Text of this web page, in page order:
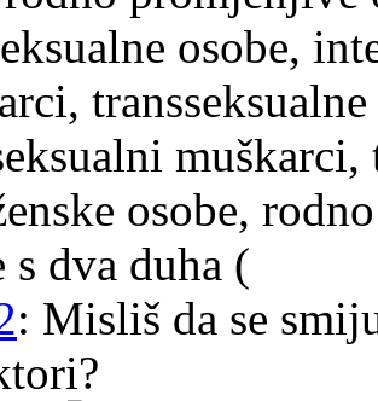
osobe,
muškarci,
osobe,
s dva duha (
: Misliš da se